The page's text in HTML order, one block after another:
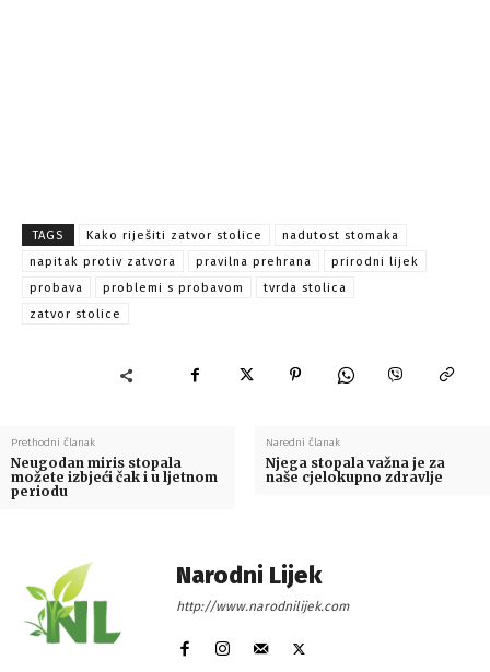
TAGS Kako riješiti zatvor stolice
nadutost stomaka
napitak protiv zatvora
pravilna prehrana
prirodni lijek
probava
problemi s probavom
tvrda stolica
zatvor stolice
Prethodni članak
Neugodan miris stopala
možete izbjeći čak i u ljetnom
periodu
Naredni članak
Njega stopala važna je za
naše cjelokupno zdravlje
Narodni Lijek
http://www.narodnilijek.com